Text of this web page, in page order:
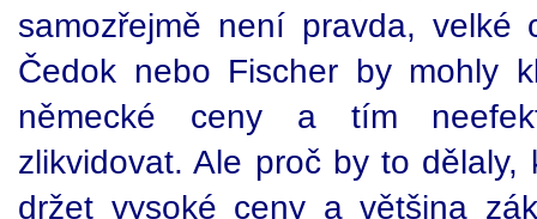
samozřejmě není pravda, velké
Čedok nebo Fischer by mohly
německé ceny a tím
zlikvidovat. Ale proč by to
držet vysoké ceny a většina